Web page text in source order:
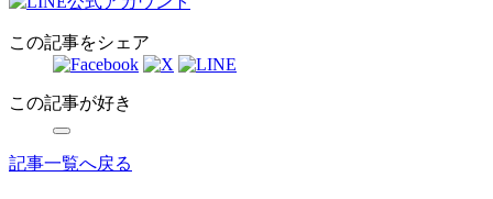
この記事をシェア
この記事が好き
記事一覧へ戻る